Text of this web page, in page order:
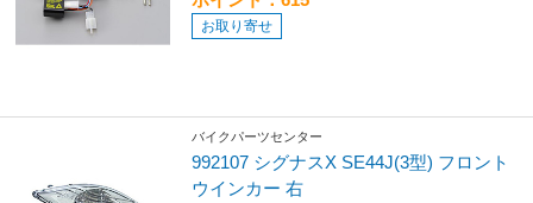
お取り寄せ
バイクパーツセンター
992107 シグナスX SE44J(3型) フロント
ウインカー 右